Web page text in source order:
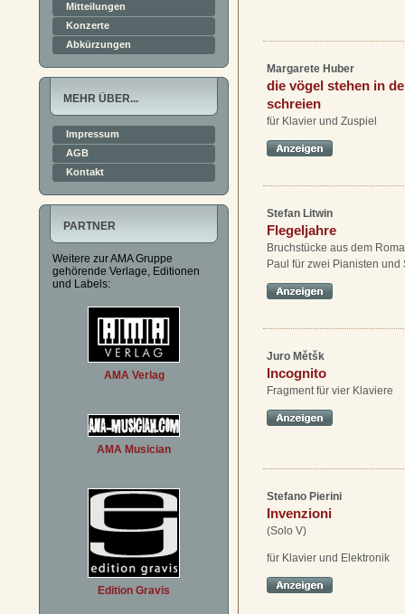
Mitteilungen
Konzerte
Abkürzungen
MEHR ÜBER...
Impressum
AGB
Kontakt
PARTNER
Weitere zur AMA Gruppe
gehörende Verlage, Editionen
und Labels:
AMA Verlag
AMA Musician
Edition Gravis
Margarete Huber
die vögel stehen in
schreien
für Klavier und Zuspiel
Stefan Litwin
Flegeljahre
Bruchstücke aus dem
Paul für zwei Pianisten und
Juro Mětšk
Incognito
Fragment für vier Klaviere
Stefano Pierini
Invenzioni
(Solo V)
für Klavier und Elektronik